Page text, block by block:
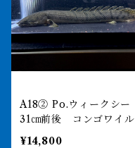
A18② Po.ウィークシー
31㎝前後 コンゴワイル
ド 薬浴完了済み
¥14,800